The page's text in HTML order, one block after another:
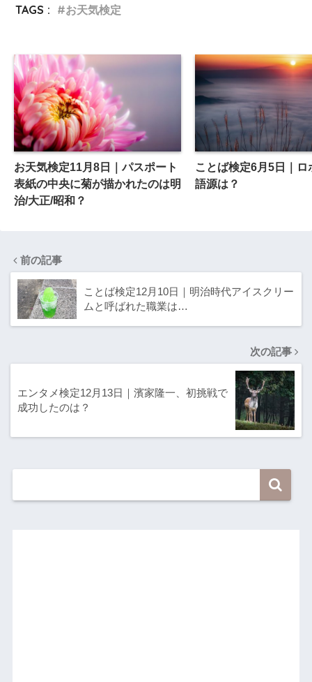
TAGS : お天気検定
お天気検定11月8日｜パスポート
表紙の中央に菊が描かれたのは明
治/大正/昭和？
ことば検定6月5日｜ロ
語源は？
前の記事
ことば検定12月10日｜明治時代アイスクリー
ムと呼ばれた職業は…
次の記事
エンタメ検定12月13日｜濱家隆一、初挑戦で
成功したのは？